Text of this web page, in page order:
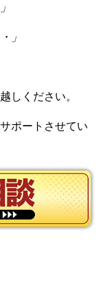
」
しください。
ポートさせてい